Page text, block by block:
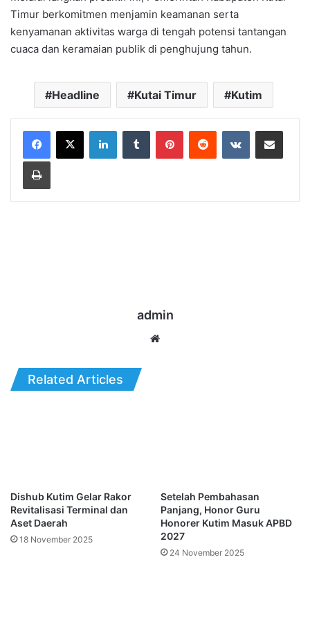
Timur berkomitmen menjamin keamanan serta
kenyamanan aktivitas warga di tengah potensi tantangan
cuaca dan keramaian publik di penghujung tahun.
Headline Kutai Timur Kutim
LinkedInTumblr PinterestReddit VKontakteShare via Email
Print
admin
Related Articles
Dishub Kutim Gelar Rakor
Revitalisasi Terminal dan
Aset Daerah
18 November 2025
Setelah Pembahasan
Panjang, Honor Guru
Honorer Kutim Masuk APBD
2027
24 November 2025